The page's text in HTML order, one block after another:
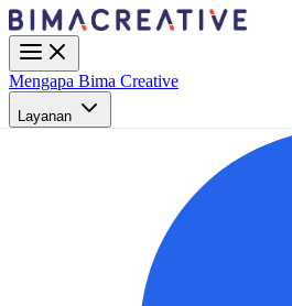
Mengapa Bima Creative
Layanan